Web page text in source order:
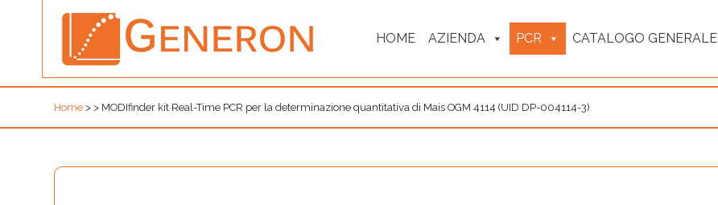
HOME AZIENDA PCR CATALOGO GENERALE
Home > > MODIfinder kit Real-Time PCR per la determinazione quantitativa di Mais OGM 4114 (UID DP-004114-3)